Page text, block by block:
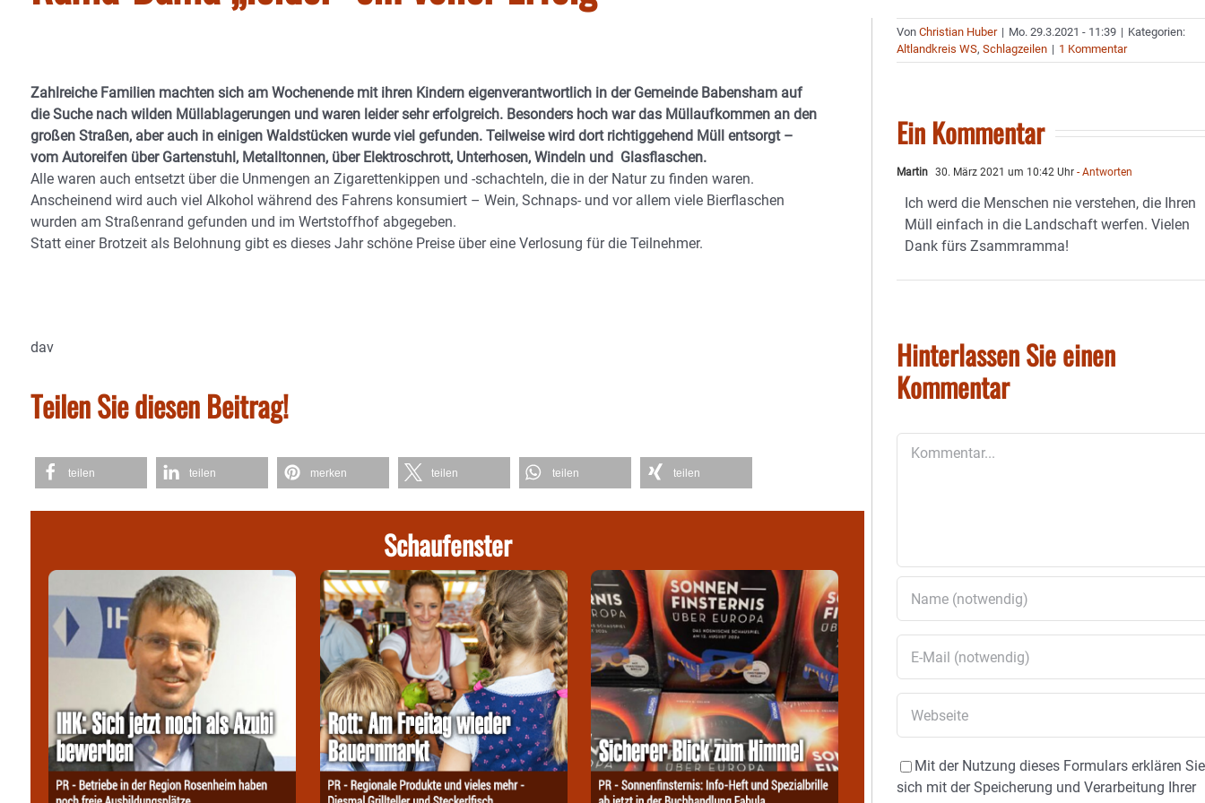
Zahlreiche Familien machten sich am Wochenende mit ihren Kindern eigenverantwortlich in der Gemeinde Babensham auf
die Suche nach wilden Müllablagerungen und waren leider sehr erfolgreich. Besonders hoch war das Müllaufkommen an den
großen Straßen, aber auch in einigen Waldstücken wurde viel gefunden. Teilweise wird dort richtiggehend Müll entsorgt –
vom Autoreifen über Gartenstuhl, Metalltonnen, über Elektroschrott, Unterhosen, Windeln und Glasflaschen.
Alle waren auch entsetzt über die Unmengen an Zigarettenkippen und -schachteln, die in der Natur zu finden waren.
Anscheinend wird auch viel Alkohol während des Fahrens konsumiert – Wein, Schnaps- und vor allem viele Bierflaschen
wurden am Straßenrand gefunden und im Wertstoffhof abgegeben.
Statt einer Brotzeit als Belohnung gibt es dieses Jahr schöne Preise über eine Verlosung für die Teilnehmer.
dav
Teilen Sie diesen Beitrag!
teilen teilen merken teilen teilen teilen
Schaufenster
VonChristian Huber | Mo. 29.3.2021 - 11:39 | Kategorien:
Altlandkreis WS,Schlagzeilen | 1 Kommentar
Ein Kommentar
Martin 30. März 2021 um 10:42 Uhr - Antworten
Ich werd die Menschen nie verstehen, die Ihren
Müll einfach in die Landschaft werfen. Vielen
Dank fürs Zsammramma!
Hinterlassen Sie einen
Kommentar
Mit der Nutzung dieses Formulars erklären Sie
sich mit der Speicherung und Verarbeitung Ihrer